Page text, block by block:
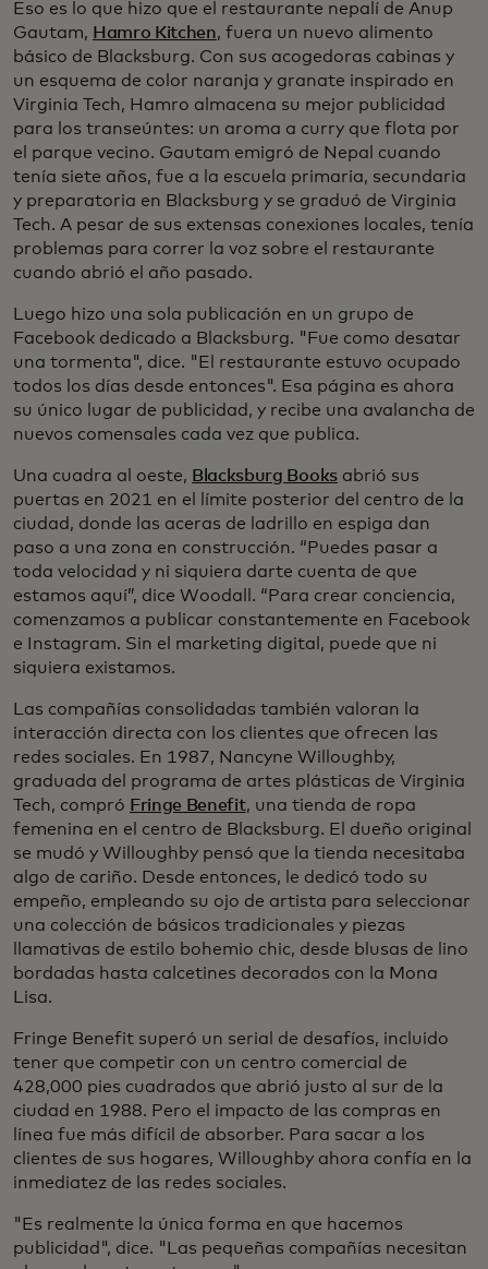
Eso es lo que hizo que el restaurante nepalí de Anup
Gautam, Hamro Kitchen, fuera un nuevo alimento
básico de Blacksburg. Con sus acogedoras cabinas y
un esquema de color naranja y granate inspirado en
Virginia Tech, Hamro almacena su mejor publicidad
para los transeúntes: un aroma a curry que flota por
el parque vecino. Gautam emigró de Nepal cuando
tenía siete años, fue a la escuela primaria, secundaria
y preparatoria en Blacksburg y se graduó de Virginia
Tech. A pesar de sus extensas conexiones locales, tenía
problemas para correr la voz sobre el restaurante
cuando abrió el año pasado.
Luego hizo una sola publicación en un grupo de
Facebook dedicado a Blacksburg. "Fue como desatar
una tormenta", dice. "El restaurante estuvo ocupado
todos los días desde entonces". Esa página es ahora
su único lugar de publicidad, y recibe una avalancha de
nuevos comensales cada vez que publica.
Una cuadra al oeste, Blacksburg Booksabrió sus
puertas en 2021 en el límite posterior del centro de la
ciudad, donde las aceras de ladrillo en espiga dan
paso a una zona en construcción. “Puedes pasar a
toda velocidad y ni siquiera darte cuenta de que
estamos aquí”, dice Woodall. “Para crear conciencia,
comenzamos a publicar constantemente en Facebook
e Instagram. Sin el marketing digital, puede que ni
siquiera existamos.
Las compañías consolidadas también valoran la
interacción directa con los clientes que ofrecen las
redes sociales. En 1987, Nancyne Willoughby,
graduada del programa de artes plásticas de Virginia
Tech, compró Fringe Benefit, una tienda de ropa
femenina en el centro de Blacksburg. El dueño original
se mudó y Willoughby pensó que la tienda necesitaba
algo de cariño. Desde entonces, le dedicó todo su
empeño, empleando su ojo de artista para seleccionar
una colección de básicos tradicionales y piezas
llamativas de estilo bohemio chic, desde blusas de lino
bordadas hasta calcetines decorados con la Mona
Lisa.
Fringe Benefit superó un serial de desafíos, incluido
tener que competir con un centro comercial de
428,000 pies cuadrados que abrió justo al sur de la
ciudad en 1988. Pero el impacto de las compras en
línea fue más difícil de absorber. Para sacar a los
clientes de sus hogares, Willoughby ahora confía en la
inmediatez de las redes sociales.
"Es realmente la única forma en que hacemos
publicidad", dice. "Las pequeñas compañías necesitan